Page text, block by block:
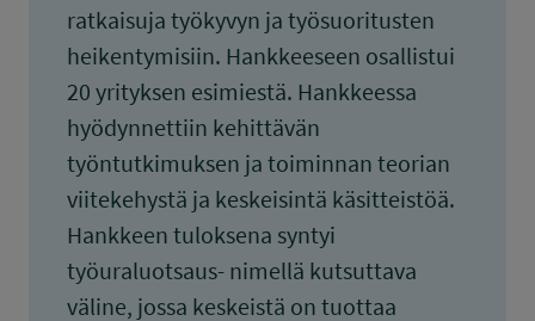
ratkaisuja työkyvyn ja työsuoritusten
heikentymisiin. Hankkeeseen osallistui
20 yrityksen esimiestä. Hankkeessa
hyödynnettiin kehittävän
työntutkimuksen ja toiminnan teorian
viitekehystä ja keskeisintä käsitteistöä.
Hankkeen tuloksena syntyi
työuraluotsaus- nimellä kutsuttava
väline, jossa keskeistä on tuottaa